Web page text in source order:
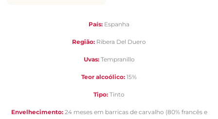
País: Espanha
Região: Ribera Del Duero
Uvas:Tempranillo
Teor alcoólico: 15%
Tipo: Tinto
Envelhecimento:24 meses em barricas de carvalho (80% francês e